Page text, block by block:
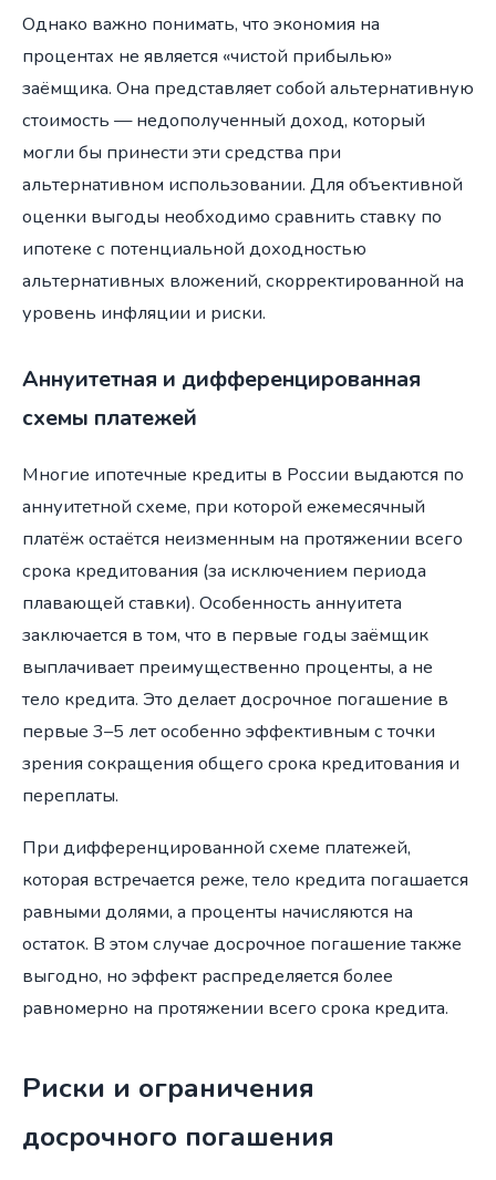
Однако важно понимать, что экономия на
процентах не является «чистой прибылью»
заёмщика. Она представляет собой альтернативную
стоимость — недополученный доход, который
могли бы принести эти средства при
альтернативном использовании. Для объективной
оценки выгоды необходимо сравнить ставку по
ипотеке с потенциальной доходностью
альтернативных вложений, скорректированной на
уровень инфляции и риски.
Аннуитетная и дифференцированная
схемы платежей
Многие ипотечные кредиты в России выдаются по
аннуитетной схеме, при которой ежемесячный
платёж остаётся неизменным на протяжении всего
срока кредитования (за исключением периода
плавающей ставки). Особенность аннуитета
заключается в том, что в первые годы заёмщик
выплачивает преимущественно проценты, а не
тело кредита. Это делает досрочное погашение в
первые 3–5 лет особенно эффективным с точки
зрения сокращения общего срока кредитования и
переплаты.
При дифференцированной схеме платежей,
которая встречается реже, тело кредита погашается
равными долями, а проценты начисляются на
остаток. В этом случае досрочное погашение также
выгодно, но эффект распределяется более
равномерно на протяжении всего срока кредита.
Риски и ограничения
досрочного погашения